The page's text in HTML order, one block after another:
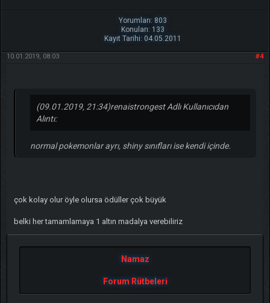
Yorumları: 803
Konuları: 133
Kayıt Tarihi: 04.05.2011
#4
10.01.2019, 08:03
(09.01.2019, 21:34)renaistrongest Adlı Kullanıcıdan
Alıntı:
normal pokemonlar ayrı, shiny sınıfları ise kendi içinde.
çok kolay olur öyle olursa ödüller çok büyük
belki her tamamlamaya 1 altın madalya verebiliriz
Namaz
Forum Rütbeleri